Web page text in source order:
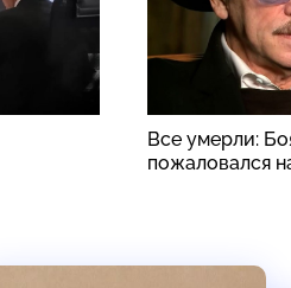
Все умерли:
пожаловался